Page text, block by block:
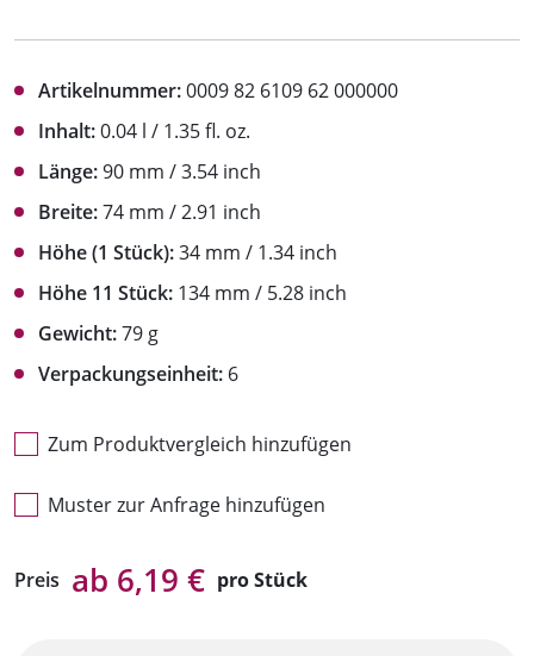
Artikelnummer:0009 82 6109 62 000000
Inhalt:0.04 l / 1.35 fl. oz.
Länge:90 mm / 3.54 inch
Breite:74 mm / 2.91 inch
Höhe (1 Stück):34 mm / 1.34 inch
Höhe 11 Stück: 134 mm / 5.28 inch
Gewicht:79 g
Verpackungseinheit: 6
Zum Produktvergleich hinzufügen
Muster zur Anfrage hinzufügen
Preis ab 6,19 € pro Stück